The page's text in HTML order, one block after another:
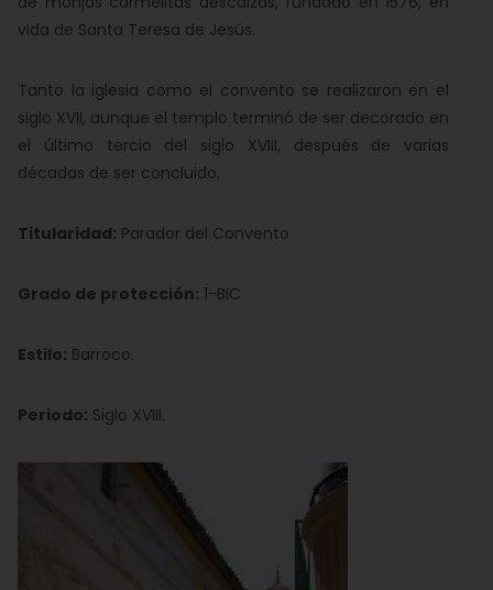
vida de Santa Teresa de Jesús.
Tanto la iglesia como el convento se realizaron en el
siglo XVII, aunque el templo terminó de ser decorado en
el último tercio del siglo XVIII, después de varias
décadas de ser concluido.
Titularidad: Parador del Convento
Grado de protección: 1-BIC
Estilo: Barroco.
Periodo: Siglo XVIII.